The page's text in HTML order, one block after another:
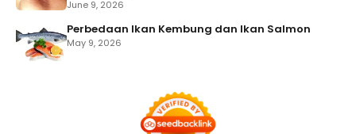
June 9, 2026
Perbedaan Ikan Kembung dan Ikan Salmon
May 9, 2026